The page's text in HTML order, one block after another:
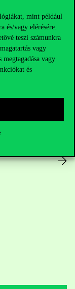
mint például
és/vagy elérésére.
teszi számunkra
vagy
vagy
és